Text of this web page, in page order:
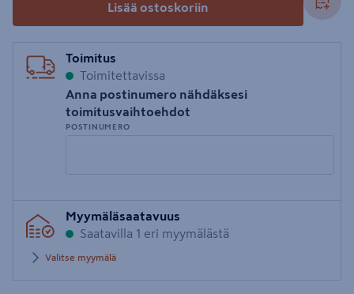
Lisää ostoskoriin
Toimitus
Toimitettavissa
Anna postinumero nähdäksesi
toimitusvaihtoehdot
POSTINUMERO
postinumero
Myymäläsaatavuus
Saatavilla 1 eri myymälästä
Valitse myymälä